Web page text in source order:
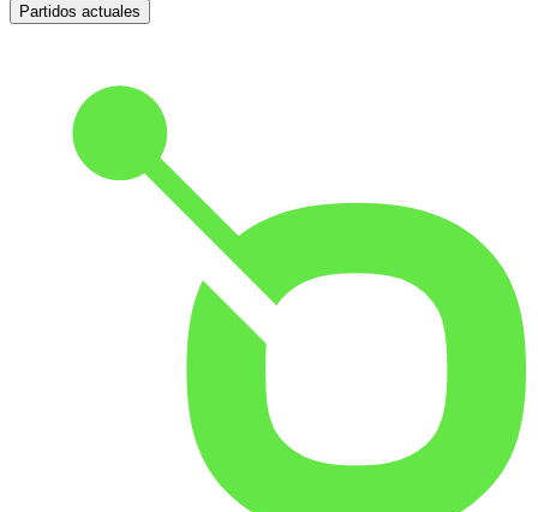
Partidos actuales